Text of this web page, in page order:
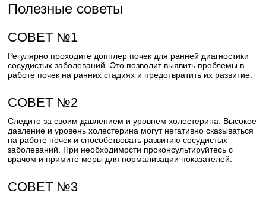
Полезные советы
СОВЕТ №1
Регулярно проходите допплер почек для ранней диагностики
сосудистых заболеваний. Это позволит выявить проблемы в
работе почек на ранних стадиях и предотвратить их развитие.
СОВЕТ №2
Следите за своим давлением и уровнем холестерина. Высокое
давление и уровень холестерина могут негативно сказываться
на работе почек и способствовать развитию сосудистых
заболеваний. При необходимости проконсультируйтесь с
врачом и примите меры для нормализации показателей.
СОВЕТ №3